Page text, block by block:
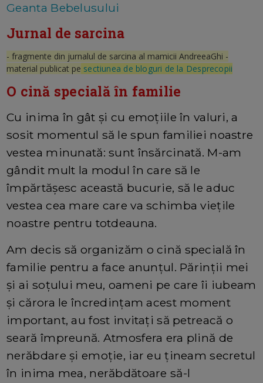
Geanta Bebelusului
Jurnal de sarcina
- fragmente din jurnalul de sarcina al mamicii AndreeaGhi -
material publicat pe sectiunea de bloguri de la Desprecopii
O cină specială în familie
Cu inima în gât și cu emoțiile în valuri, a
sosit momentul să le spun familiei noastre
vestea minunată: sunt însărcinată. M-am
gândit mult la modul în care să le
împărtășesc această bucurie, să le aduc
vestea cea mare care va schimba viețile
noastre pentru totdeauna.
Am decis să organizăm o cină specială în
familie pentru a face anunțul. Părinții mei
și ai soțului meu, oameni pe care îi iubeam
și cărora le încredințam acest moment
important, au fost invitați să petreacă o
seară împreună. Atmosfera era plină de
nerăbdare și emoție, iar eu țineam secretul
în inima mea, nerăbdătoare să-l